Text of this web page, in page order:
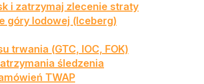
i zatrzymaj zlecenie straty
góry lodowej (Iceberg)
trwania (GTC, IOC, FOK)
śledzenia
TWAP